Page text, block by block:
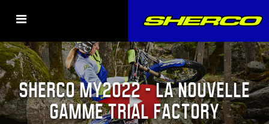
SHERCO MY2022 – LA NOUVELLE
GAMME TRIAL FACTORY